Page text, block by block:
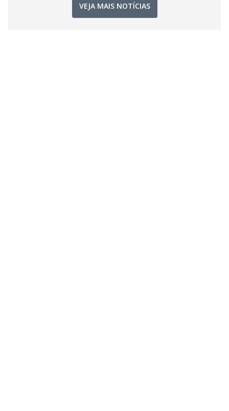
VEJA MAIS NOTÍCIAS